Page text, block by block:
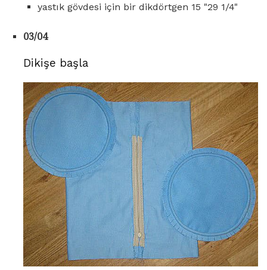
yastık gövdesi için bir dikdörtgen 15 "29 1/4"
03/04
Dikişe başla